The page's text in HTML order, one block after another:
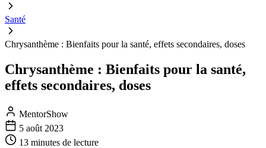
Santé
Chrysanthème : Bienfaits pour la santé, effets secondaires, doses
Chrysanthème : Bienfaits pour la santé,
effets secondaires, doses
MentorShow
5 août 2023
13 minutes de lecture